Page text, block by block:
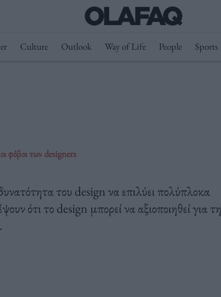
Culture Outlook Way of Life People Sports
φόβοι των designers
του design να επιλύει πολύπλοκα
ότι το design μπορεί να αξιοποιηθεί για τη